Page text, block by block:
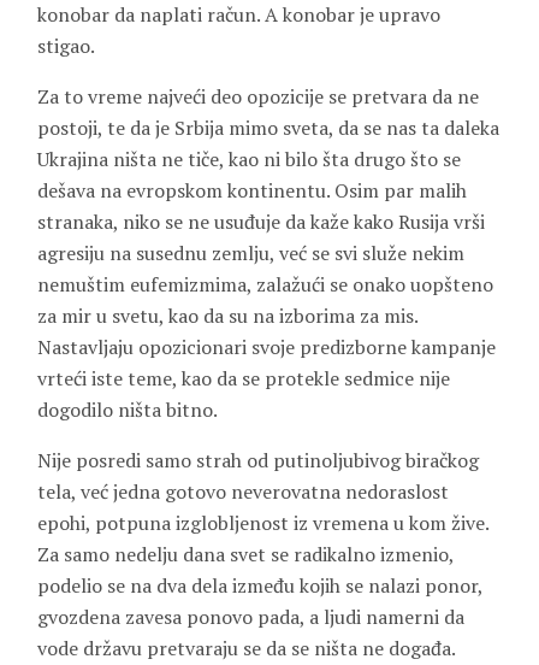
konobar da naplati račun. A konobar je upravo
stigao.
Za to vreme najveći deo opozicije se pretvara da ne
postoji, te da je Srbija mimo sveta, da se nas ta daleka
Ukrajina ništa ne tiče, kao ni bilo šta drugo što se
dešava na evropskom kontinentu. Osim par malih
stranaka, niko se ne usuđuje da kaže kako Rusija vrši
agresiju na susednu zemlju, već se svi služe nekim
nemuštim eufemizmima, zalažući se onako uopšteno
za mir u svetu, kao da su na izborima za mis.
Nastavljaju opozicionari svoje predizborne kampanje
vrteći iste teme, kao da se protekle sedmice nije
dogodilo ništa bitno.
Nije posredi samo strah od putinoljubivog biračkog
tela, već jedna gotovo neverovatna nedoraslost
epohi, potpuna izglobljenost iz vremena u kom žive.
Za samo nedelju dana svet se radikalno izmenio,
podelio se na dva dela između kojih se nalazi ponor,
gvozdena zavesa ponovo pada, a ljudi namerni da
vode državu pretvaraju se da se ništa ne događa.